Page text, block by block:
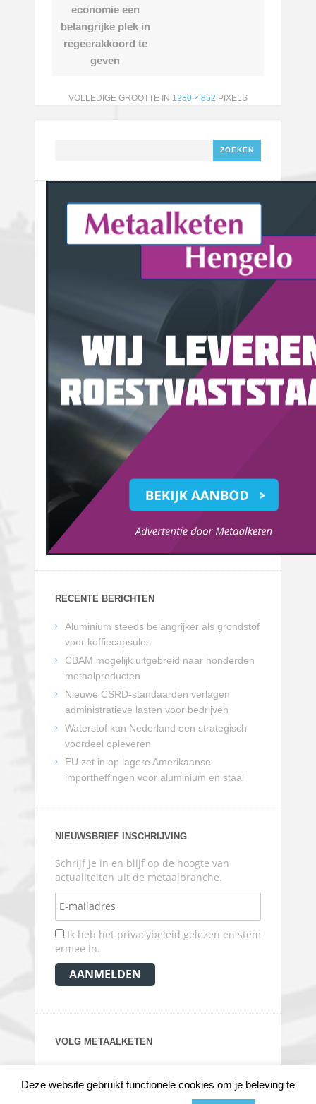
economie een
belangrijke plek in
regeerakkoord te
geven
VOLLEDIGE GROOTTE IN 1280 × 852 PIXELS
RECENTE BERICHTEN
Aluminium steeds belangrijker als grondstof
voor koffiecapsules
CBAM mogelijk uitgebreid naar honderden
metaalproducten
Nieuwe CSRD-standaarden verlagen
administratieve lasten voor bedrijven
Waterstof kan Nederland een strategisch
voordeel opleveren
EU zet in op lagere Amerikaanse
importheffingen voor aluminium en staal
NIEUWSBRIEF INSCHRIJVING
Schrijf je in en blijf op de hoogte van
actualiteiten uit de metaalbranche.
Ik heb het privacybeleid gelezen en stem
ermee in.
VOLG METAALKETEN
Deze website gebruikt functionele cookies om je beleving te